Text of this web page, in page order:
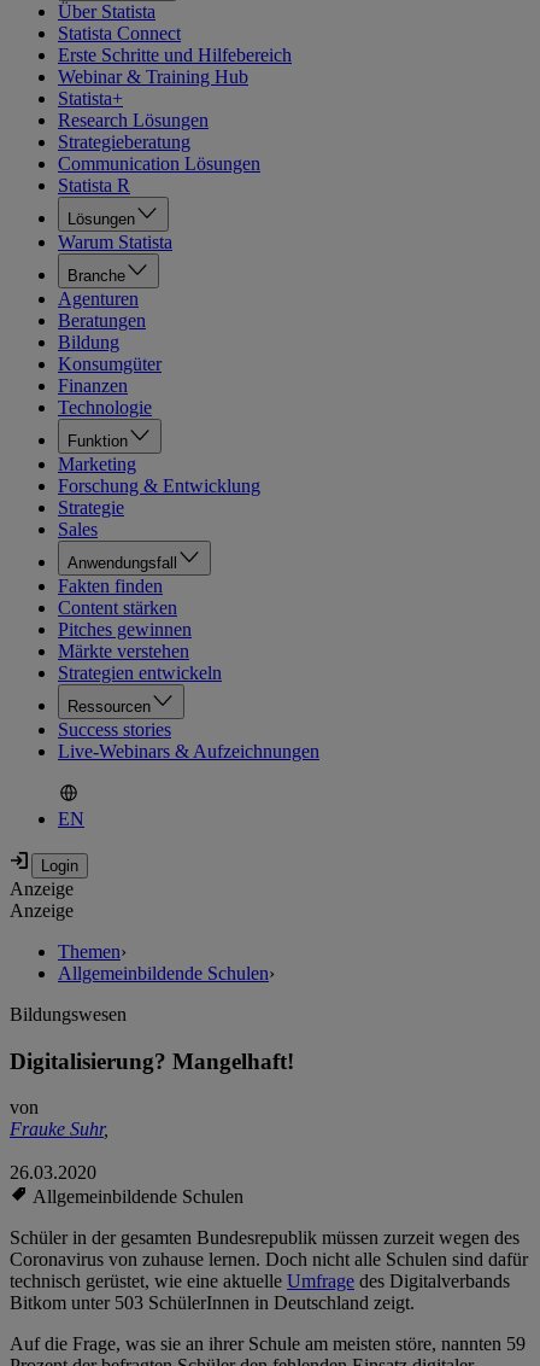
Über Statista
Statista Connect
Erste Schritte und Hilfebereich
Webinar & Training Hub
Statista+
Research Lösungen
Strategieberatung
Communication Lösungen
Statista R
Lösungen
Warum Statista
Branche
Agenturen
Beratungen
Bildung
Konsumgüter
Finanzen
Technologie
Funktion
Marketing
Forschung & Entwicklung
Strategie
Sales
Anwendungsfall
Fakten finden
Content stärken
Pitches gewinnen
Märkte verstehen
Strategien entwickeln
Ressourcen
Success stories
Live-Webinars & Aufzeichnungen
EN
Anzeige
Anzeige
Themen›
Allgemeinbildende Schulen›
Bildungswesen
Digitalisierung? Mangelhaft!
von
Frauke Suhr,
26.03.2020
Allgemeinbildende Schulen
Schüler in der gesamten Bundesrepublik müssen zurzeit wegen des
Coronavirus von zuhause lernen. Doch nicht alle Schulen sind dafür
technisch gerüstet, wie eine aktuelle Umfrage des Digitalverbands
Bitkom unter 503 SchülerInnen in Deutschland zeigt.
Auf die Frage, was sie an ihrer Schule am meisten störe, nannten 59